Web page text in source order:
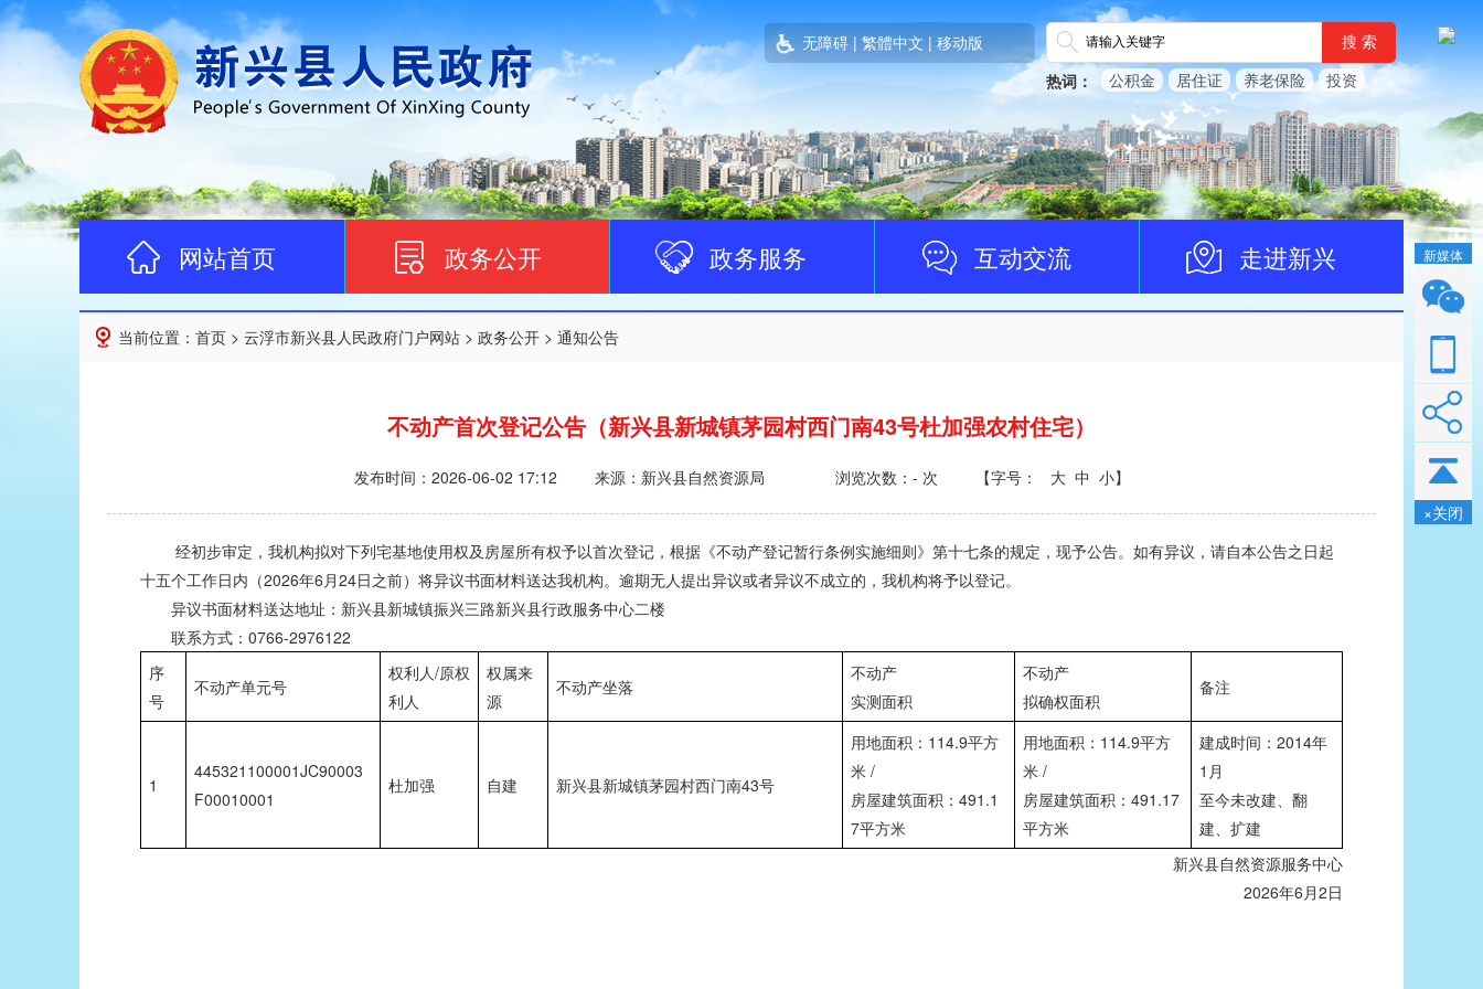
无障碍 | 繁體中文 | 移动版 搜 索
热词： 公积金 居住证 养老保险 投资
网站首页 政务公开 政务服务 互动交流 走进新兴
当前位置： 首页 > 云浮市新兴县人民政府门户网站 > 政务公开 > 通知公告
不动产首次登记公告（新兴县新城镇茅园村西门南43号杜加强农村住宅）
发布时间： 2026-06-02 17:12 来源：新兴县自然资源局 浏览次数： - 次 【字号： 大 中 小】
经初步审定，我机构拟对下列宅基地使用权及房屋所有权予以首次登记，根据《不动产登记暂行条例实施细则》第十七条的规定，现予公告。如有异议，请自本公告之日起
十五个工作日内（2026年6月24日之前）将异议书面材料送达我机构。逾期无人提出异议或者异议不成立的，我机构将予以登记。
异议书面材料送达地址：新兴县新城镇振兴三路新兴县行政服务中心二楼
联系方式：0766-2976122
序
号
不动产单元号
权利人/原权
利人
权属来
源
不动产坐落
不动产
实测面积
不动产
拟确权面积
备注
1
445321100001JC90003
F00010001
杜加强 自建 新兴县新城镇茅园村西门南43号
用地面积：114.9平方
米 /
房屋建筑面积：491.1
7平方米
用地面积：114.9平方
米 /
房屋建筑面积：491.17
平方米
建成时间：2014年
1月
至今未改建、翻
建、扩建
新兴县自然资源服务中心
2026年6月2日
新媒体
×关闭